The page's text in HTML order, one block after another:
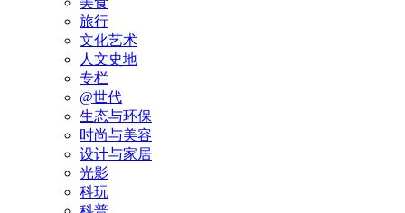
旅行
文化艺术
人文史地
专栏
@世代
生态与环保
时尚与美容
设计与家居
光影
科玩